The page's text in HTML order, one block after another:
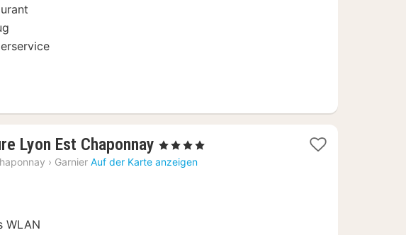
Lyon Est Chaponnay 1
Nacht
, 4 Sterne
› Garnier Auf der Karte anzeigen
WLAN